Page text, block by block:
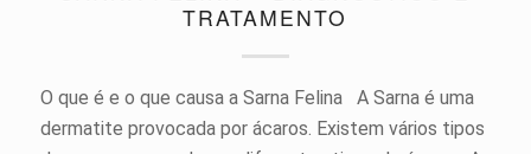
TRATAMENTO
O que é e o que causa a Sarna Felina A Sarna é uma
dermatite provocada por ácaros. Existem vários tipos